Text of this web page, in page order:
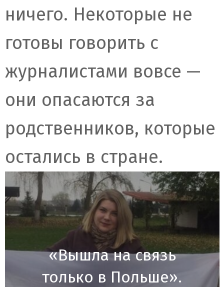
ничего. Некоторые не
готовы говорить с
журналистами вовсе —
они опасаются за
родственников, которые
остались в стране.
«Вышла на связь
только в Польше».